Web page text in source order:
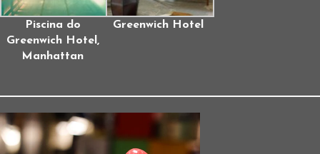
Piscina do
Greenwich Hotel,
Manhattan
Greenwich Hotel